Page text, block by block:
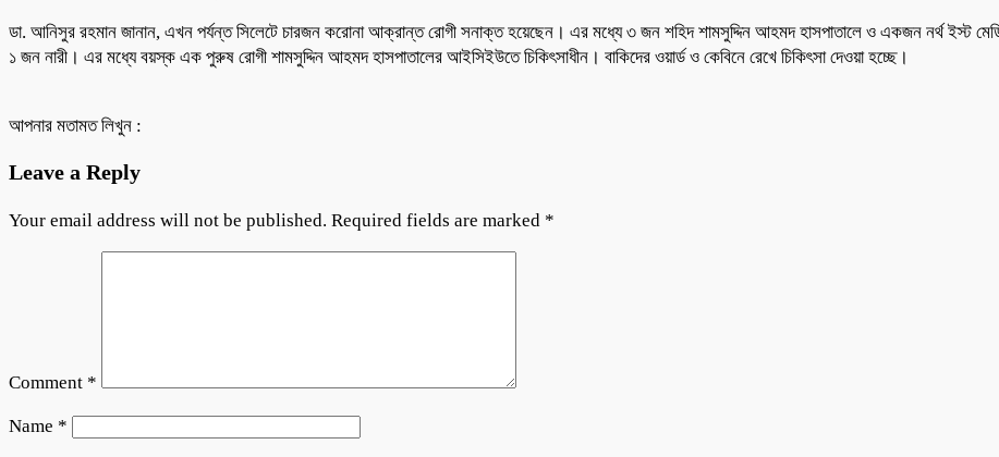
ডা. আনিসুর রহমান জানান, এখন পর্যন্ত সিলেটে চারজন করোনা আক্রান্ত রোগী সনাক্ত হয়েছেন। এর মধ্যে ৩ জন শহিদ শামসুদ্দিন আহমদ হাসপাতালে ও একজন নর্থ ইস্ট
১ জন নারী। এর মধ্যে বয়স্ক এক পুরুষ রোগী শামসুদ্দিন আহমদ হাসপাতালের আইসিইউতে চিকিৎসাধীন। বাকিদের ওয়ার্ড ও কেবিনে রেখে চিকিৎসা দেওয়া হচ্ছে।
আপনার মতামত লিখুন :
Leave a Reply
Your email address will not be published. Required fields are marked *
Comment *
Name *